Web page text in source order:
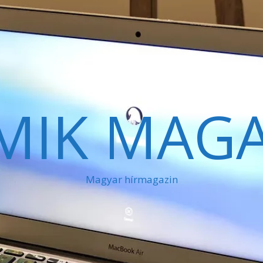
Magyar hírmagazin